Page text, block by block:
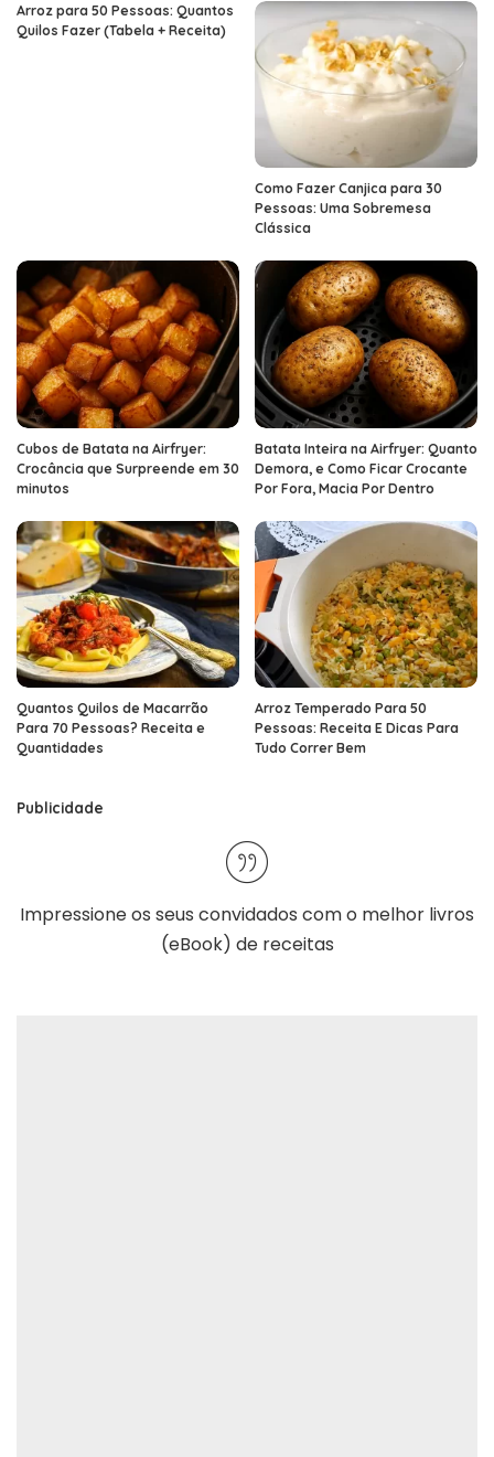
Arroz para 50 Pessoas: Quantos
Quilos Fazer (Tabela + Receita)
Como Fazer Canjica para 30
Pessoas: Uma Sobremesa
Clássica
Cubos de Batata na Airfryer:
Crocância que Surpreende em 30
minutos
Batata Inteira na Airfryer: Quanto
Demora, e Como Ficar Crocante
Por Fora, Macia Por Dentro
Quantos Quilos de Macarrão
Para 70 Pessoas? Receita e
Quantidades
Arroz Temperado Para 50
Pessoas: Receita E Dicas Para
Tudo Correr Bem
Publicidade
Impressione os seus convidados com o melhor livros
(eBook) de receitas